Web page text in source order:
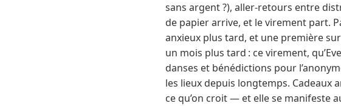
sans argent ?), aller-retours entre
de papier arrive, et le virement part.
anxieux plus tard, et une première
un mois plus tard : ce virement,
danses et bénédictions pour
les lieux depuis longtemps. Cadeaux
ce qu’on croit — et elle se manifeste